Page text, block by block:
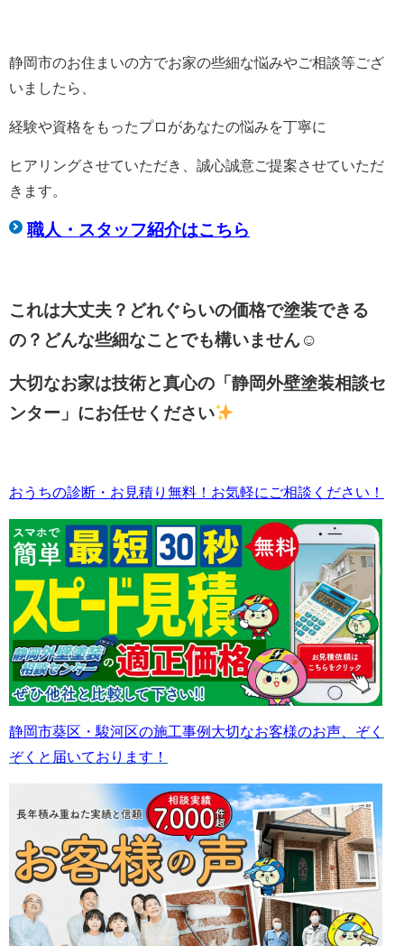
静岡市のお住まいの方でお家の些細な悩みやご相談等ござ
いましたら、
経験や資格をもったプロがあなたの悩みを丁寧に
ヒアリングさせていただき、誠心誠意ご提案させていただ
きます。
職人・スタッフ紹介はこちら
これは大丈夫？どれぐらいの価格で塗装できる
の？どんな些細なことでも構いません☺
大切なお家は技術と真心の「静岡外壁塗装相談セ
ンター」にお任せください
おうちの診断・お見積り無料！お気軽にご相談ください！
静岡市葵区・駿河区の施工事例 大切なお客様のお声、ぞく
ぞくと届いております！